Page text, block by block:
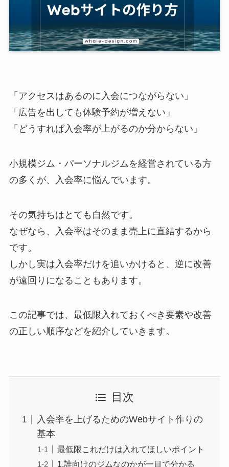
「アクセスはあるのに入会につながらない」
「広告を出しても体験予約が増えない」
「どうすれば入会率が上がるのか分からない」
小規模ジム・パーソナルジムを経営されている方
の多くが、入会率に悩んでいます。
その気持ちはとても自然です。
なぜなら、入会率はそのまま売上に直結するから
です。
しかし実は入会率だけを追いかけると、逆に改善
が遠回りになることもあります。
この記事では、最低限入れておくべき要素や改善
の正しい順序などを紹介していきます。
目次
入会率を上げるためのWebサイト作りの
基本
最低限これだけは入れてほしいポイント
1.誰向けのジムなのかが一目で分かる